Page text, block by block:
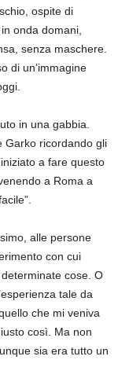
ospite di
onda domani,
senza maschere.
di un’immagine
in una gabbia.
Garko ricordando gli
a fare questo
a Roma a
alle persone
con cui
cose. O
tale da
che mi veniva
così. Ma non
sia era tutto un